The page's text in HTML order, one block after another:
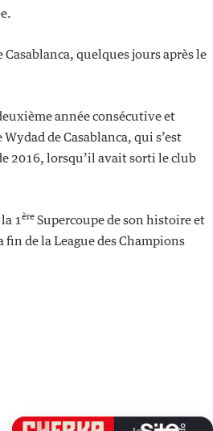
quelques jours après le
année consécutive et
de Casablanca, qui s’est
2016, lorsqu’il avait sorti le club
1 ère Supercoupe de son histoire et
de la League des Champions